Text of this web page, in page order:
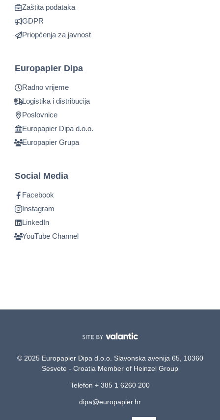
Zaštita podataka
GDPR
Priopćenja za javnost
Europapier Dipa
Radno vrijeme
Logistika i distribucija
Poslovnice
Europapier Dipa d.o.o.
Europapier Grupa
Social Media
Facebook
Instagram
LinkedIn
YouTube Channel
© 2025 Europapier Dipa d.o.o. Slavonska avenija 65, 10360
Sesvete - Croatia Member of Heinzel Group
Telefon + 385 1 6260 200
dipa@europapier.hr